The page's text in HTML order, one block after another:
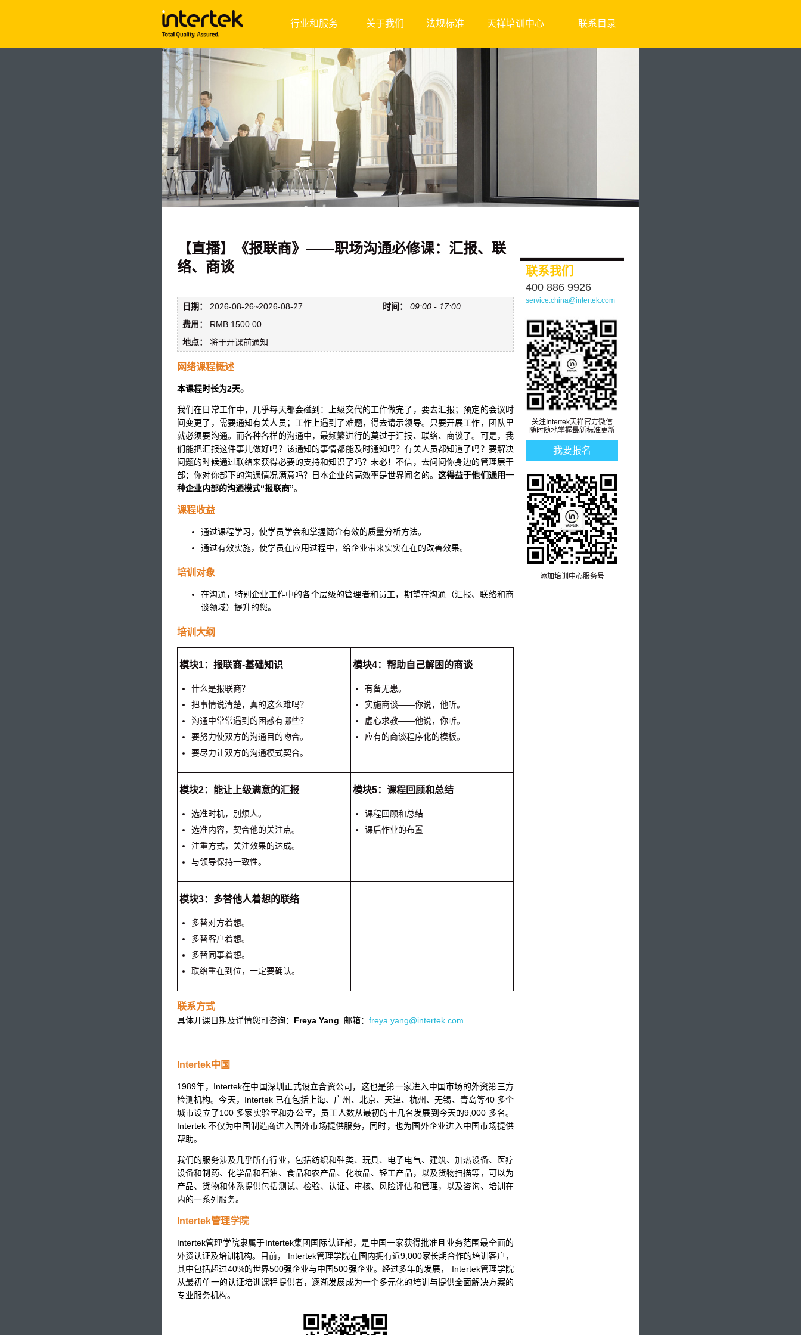
行业和服务 关于我们 法规标准 天祥培训中心 联系目录
【直播】《报联商》——职场沟通必修课：汇报、联
络、商谈
日期： 2026-08-26~2026-08-27 时间： 09:00 - 17:00
费用：
RMB 1500.00
地点：
将于开课前通知
网络课程概述
本课程时长为2天。
我们在日常工作中，几乎每天都会碰到：上级交代的工作做完了，要去汇报；预定的会议时
间变更了，需要通知有关人员；工作上遇到了难题，得去请示领导。只要开展工作，团队里
就必须要沟通。而各种各样的沟通中，最频繁进行的莫过于汇报、联络、商谈了。可是，我
们能把汇报这件事儿做好吗？该通知的事情都能及时通知吗？有关人员都知道了吗？要解决
问题的时候通过联络来获得必要的支持和知识了吗？未必！不信，去问问你身边的管理层干
部：你对你部下的沟通情况满意吗？日本企业的高效率是世界闻名的。 这得益于他们通用一
种企业内部的沟通模式“报联商”。
课程收益
通过课程学习，使学员学会和掌握简介有效的质量分析方法。
通过有效实施，使学员在应用过程中，给企业带来实实在在的改善效果。
培训对象
在沟通，特别企业工作中的各个层级的管理者和员工，期望在沟通（汇报、联络和商
谈领域）提升的您。
培训大纲
模块1：报联商-基础知识
什么是报联商？
把事情说清楚，真的这么难吗？
沟通中常常遇到的困惑有哪些？
要努力使双方的沟通目的吻合。
要尽力让双方的沟通模式契合。
模块4：帮助自己解困的商谈
有备无患。
实施商谈——你说，他听。
虚心求教——他说，你听。
应有的商谈程序化的模板。
模块2：能让上级满意的汇报
选准时机，别烦人。
选准内容，契合他的关注点。
注重方式，关注效果的达成。
与领导保持一致性。
模块5：课程回顾和总结
课程回顾和总结
课后作业的布置
模块3：多替他人着想的联络
多替对方着想。
多替客户着想。
多替同事着想。
联络重在到位，一定要确认。
联系方式
具体开课日期及详情您可咨询： Freya Yang 邮箱： freya.yang@intertek.com
Intertek中国
1989年，Intertek在中国深圳正式设立合资公司，这也是第一家进入中国市场的外资第三方
检测机构。今天，Intertek 已在包括上海、广州、北京、天津、杭州、无锡、青岛等40 多个
城市设立了100 多家实验室和办公室，员工人数从最初的十几名发展到今天的9,000 多名。
Intertek 不仅为中国制造商进入国外市场提供服务，同时，也为国外企业进入中国市场提供
帮助。
我们的服务涉及几乎所有行业，包括纺织和鞋类、玩具、电子电气、建筑、加热设备、医疗
设备和制药、化学品和石油、食品和农产品、化妆品、轻工产品，以及货物扫描等，可以为
产品、货物和体系提供包括测试、检验、认证、审核、风险评估和管理，以及咨询、培训在
内的一系列服务。
Intertek管理学院
Intertek管理学院隶属于Intertek集团国际认证部，是中国一家获得批准且业务范围最全面的
外资认证及培训机构。目前， Intertek管理学院在国内拥有近9,000家长期合作的培训客户，
其中包括超过40%的世界500强企业与中国500强企业。经过多年的发展， Intertek管理学院
从最初单一的认证培训课程提供者，逐渐发展成为一个多元化的培训与提供全面解决方案的
专业服务机构。
联系我们
400 886 9926
service.china@intertek.com
关注Intertek天祥官方微信
随时随地掌握最新标准更新
我要报名
添加培训中心服务号